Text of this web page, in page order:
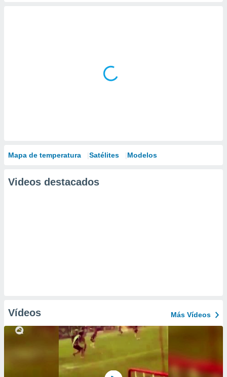
Mapa de temperatura Satélites Modelos
Videos destacados
Vídeos Más Vídeos